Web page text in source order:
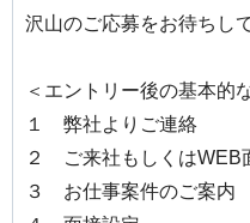
沢山のご応募をお待ちし
＜エントリー後の基本的
１ 弊社よりご連絡
２ ご来社もしくはWEB
３ お仕事案件のご案内